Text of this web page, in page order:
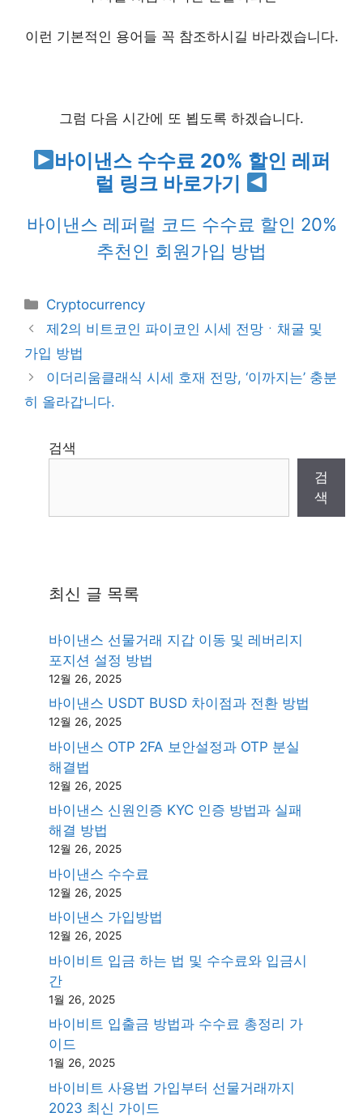
이런 기본적인 용어들 꼭 참조하시길 바라겠습니다.
그럼 다음 시간에 또 뵙도록 하겠습니다.
바이낸스 수수료 20% 할인 레퍼
럴 링크 바로가기
바이낸스 레퍼럴 코드 수수료 할인 20%
추천인 회원가입 방법
Categories
Cryptocurrency
제2의 비트코인 파이코인 시세 전망ㆍ채굴 및
가입 방법
이더리움클래식 시세 호재 전망, ‘이까지는’ 충분
히 올라갑니다.
검색
검
색
최신 글 목록
바이낸스 선물거래 지갑 이동 및 레버리지
포지션 설정 방법
12월 26, 2025
바이낸스 USDT BUSD 차이점과 전환 방법
12월 26, 2025
바이낸스 OTP 2FA 보안설정과 OTP 분실
해결법
12월 26, 2025
바이낸스 신원인증 KYC 인증 방법과 실패
해결 방법
12월 26, 2025
바이낸스 수수료
12월 26, 2025
바이낸스 가입방법
12월 26, 2025
바이비트 입금 하는 법 및 수수료와 입금시
간
1월 26, 2025
바이비트 입출금 방법과 수수료 총정리 가
이드
1월 26, 2025
바이비트 사용법 가입부터 선물거래까지
2023 최신 가이드